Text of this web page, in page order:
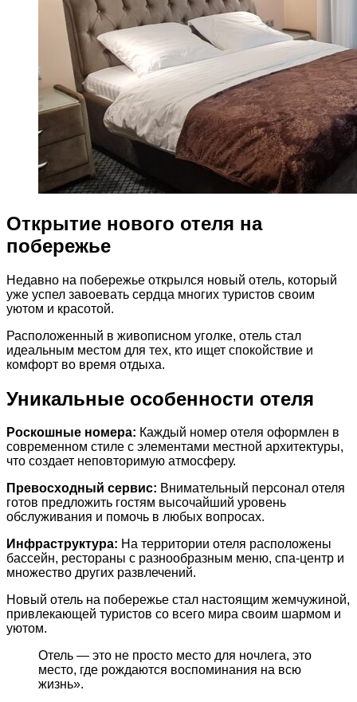
Открытие нового отеля на
побережье
Недавно на побережье открылся новый отель, который
уже успел завоевать сердца многих туристов своим
уютом и красотой.
Расположенный в живописном уголке, отель стал
идеальным местом для тех, кто ищет спокойствие и
комфорт во время отдыха.
Уникальные особенности отеля
Роскошные номера: Каждый номер отеля оформлен в
современном стиле с элементами местной архитектуры,
что создает неповторимую атмосферу.
Превосходный сервис: Внимательный персонал отеля
готов предложить гостям высочайший уровень
обслуживания и помочь в любых вопросах.
Инфраструктура: На территории отеля расположены
бассейн, рестораны с разнообразным меню, спа-центр и
множество других развлечений.
Новый отель на побережье стал настоящим жемчужиной,
привлекающей туристов со всего мира своим шармом и
уютом.
Отель — это не просто место для ночлега, это
место, где рождаются воспоминания на всю
жизнь».